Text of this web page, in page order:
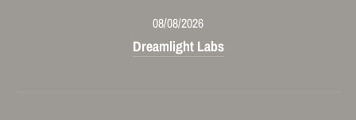
08/08/2026
Dreamlight Labs